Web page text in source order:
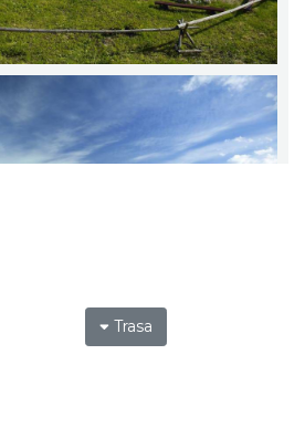
Trasa